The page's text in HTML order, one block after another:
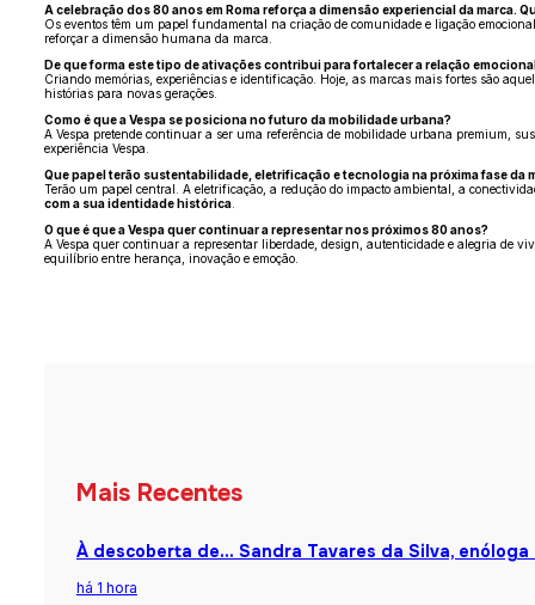
A celebração dos 80 anos em Roma reforça a dimensão experiencial da marca.
Os eventos têm um papel fundamental na criação de comunidade e ligação
reforçar a dimensão humana da marca.
De que forma este tipo de ativações contribui para fortalecer a relação
Criando memórias, experiências e identificação. Hoje, as marcas mais fortes são
histórias para novas gerações.
Como é que a Vespa se posiciona no futuro da mobilidade urbana?
A Vespa pretende continuar a ser uma referência de mobilidade urbana premium,
experiência Vespa.
Que papel terão sustentabilidade, eletrificação e tecnologia na próxima fase da
Terão um papel central. A eletrificação, a redução do impacto ambiental, a
com a sua identidade histórica.
O que é que a Vespa quer continuar a representar nos próximos 80 anos?
A Vespa quer continuar a representar liberdade, design, autenticidade e alegria de
equilíbrio entre herança, inovação e emoção.
Mais Recentes
À descoberta de… Sandra Tavares da Silva,
há 1 hora